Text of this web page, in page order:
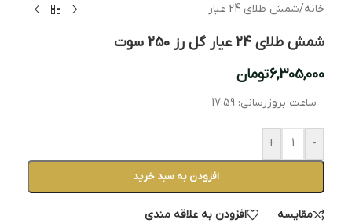
خانه/شمش طلای 24 عیار
شمش طلای 24 عیار گل رز 250 سوت
6,305,000تومان
ساعت بروزرسانی: 17:59
-
+
افزودن به سبد خرید
مقایسه افزودن به علاقه مندی